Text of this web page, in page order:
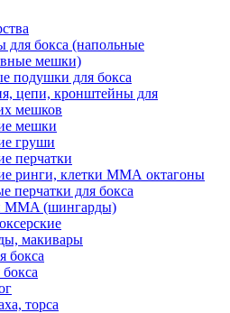
для бокса (напольные
мешки)
подушки для бокса
цепи, кронштейны для
мешков
мешки
груши
перчатки
ринги, клетки ММА октагоны
перчатки для бокса
MMA (шингарды)
макивары
бокса
торса